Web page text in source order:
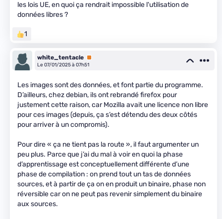
les lois UE, en quoi ça rendrait impossible l'utilisation de
données libres ?
1
white_tentacle Premium
Le 07/01/2025 à 07h51
Les images sont des données, et font partie du programme.
D’ailleurs, chez debian, ils ont rebrandé firefox pour
justement cette raison, car Mozilla avait une licence non libre
pour ces images (depuis, ça s’est détendu des deux côtés
pour arriver à un compromis).
Pour dire « ça ne tient pas la route », il faut argumenter un
peu plus. Parce que j’ai du mal à voir en quoi la phase
d’apprentissage est conceptuellement différente d’une
phase de compilation : on prend tout un tas de données
sources, et à partir de ça on en produit un binaire, phase non
réversible car on ne peut pas revenir simplement du binaire
aux sources.